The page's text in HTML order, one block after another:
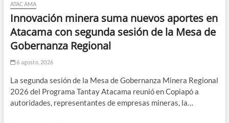
ATACAMA
Innovación minera suma nuevos aportes en
Atacama con segunda sesión de la Mesa de
Gobernanza Regional
6 agosto, 2026
La segunda sesión de la Mesa de Gobernanza Minera Regional
2026 del Programa Tantay Atacama reunió en Copiapó a
autoridades, representantes de empresas mineras, la…